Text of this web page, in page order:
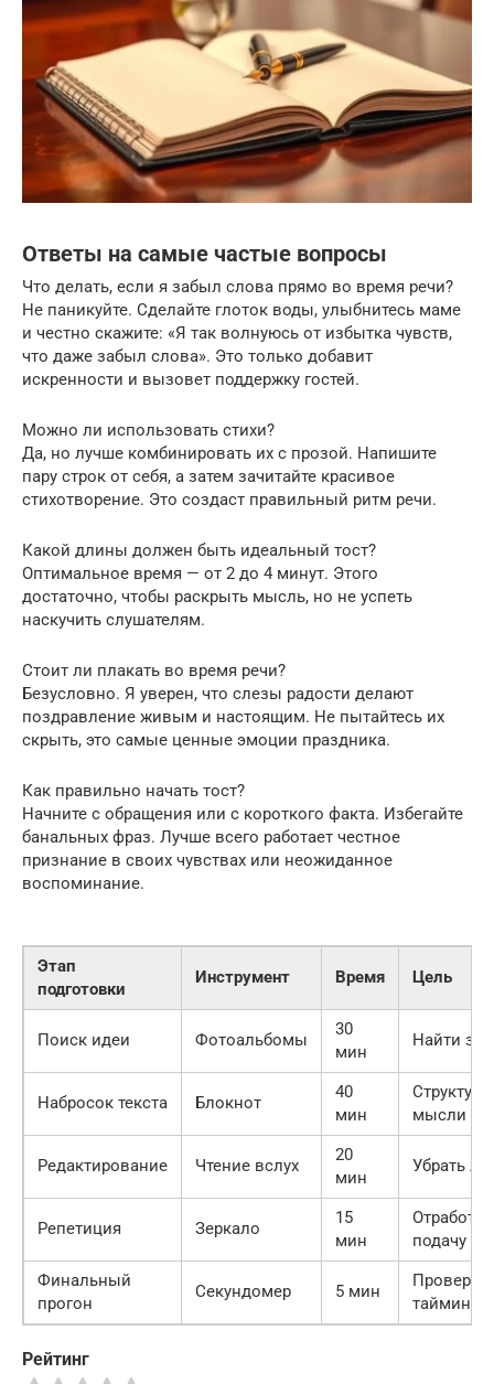
Ответы на самые частые вопросы
Что делать, если я забыл слова прямо во время речи?
Не паникуйте. Сделайте глоток воды, улыбнитесь маме
и честно скажите: «Я так волнуюсь от избытка чувств,
что даже забыл слова». Это только добавит
искренности и вызовет поддержку гостей.
Можно ли использовать стихи?
Да, но лучше комбинировать их с прозой. Напишите
пару строк от себя, а затем зачитайте красивое
стихотворение. Это создаст правильный ритм речи.
Какой длины должен быть идеальный тост?
Оптимальное время — от 2 до 4 минут. Этого
достаточно, чтобы раскрыть мысль, но не успеть
наскучить слушателям.
Стоит ли плакать во время речи?
Безусловно. Я уверен, что слезы радости делают
поздравление живым и настоящим. Не пытайтесь их
скрыть, это самые ценные эмоции праздника.
Как правильно начать тост?
Начните с обращения или с короткого факта. Избегайте
банальных фраз. Лучше всего работает честное
признание в своих чувствах или неожиданное
воспоминание.
Этап
подготовки
Инструмент Время Цель
Поиск идеи Фотоальбомы
30
мин
Найти
Набросок текста Блокнот
40
мин
мысли
Редактирование Чтение вслух
20
мин
Убрать
Репетиция Зеркало
15
мин
подачу
Финальный
прогон
Секундомер 5 мин
тайминг
Рейтинг